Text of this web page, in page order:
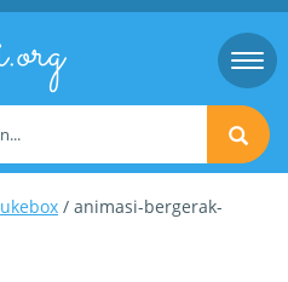
/ animasi-bergerak-